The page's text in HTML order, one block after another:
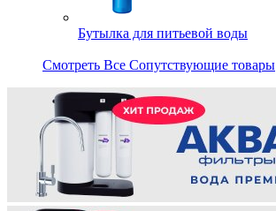
Бутылка для питьевой воды
Смотреть Все Сопутствующие товары